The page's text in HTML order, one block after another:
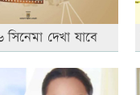
সিনেমা দেখা যাবে